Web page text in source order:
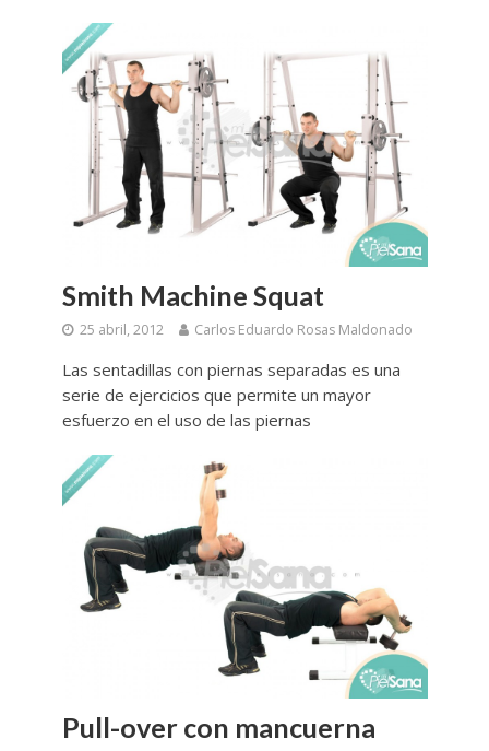
Smith Machine Squat
25 abril, 2012 Carlos Eduardo Rosas Maldonado
Las sentadillas con piernas separadas es una
serie de ejercicios que permite un mayor
esfuerzo en el uso de las piernas
Pull-over con mancuerna